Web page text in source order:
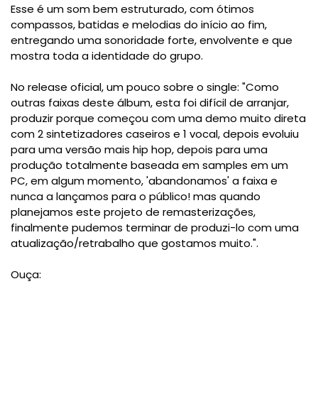
Esse é um som bem estruturado, com ótimos
compassos, batidas e melodias do início ao fim,
entregando uma sonoridade forte, envolvente e que
mostra toda a identidade do grupo.
No release oficial, um pouco sobre o single: "Como
outras faixas deste álbum, esta foi difícil de arranjar,
produzir porque começou com uma demo muito direta
com 2 sintetizadores caseiros e 1 vocal, depois evoluiu
para uma versão mais hip hop, depois para uma
produção totalmente baseada em samples em um
PC, em algum momento, 'abandonamos' a faixa e
nunca a lançamos para o público! mas quando
planejamos este projeto de remasterizações,
finalmente pudemos terminar de produzi-lo com uma
atualização/retrabalho que gostamos muito.".
Ouça: